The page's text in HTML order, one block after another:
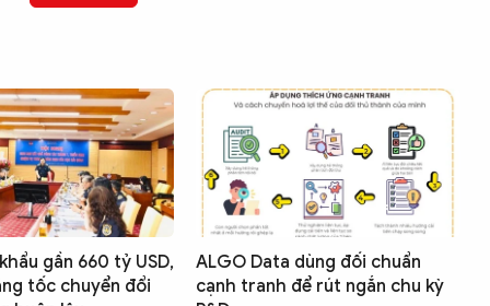
gần 660 tỷ USD,
tốc chuyển đổi
ALGO Data dùng đối chuẩn
cạnh tranh để rút ngắn chu kỳ